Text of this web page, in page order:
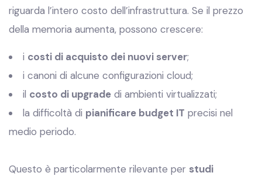
riguarda l’intero costo dell’infrastruttura. Se il prezzo
della memoria aumenta, possono crescere:
i costi di acquisto dei nuovi server;
i canoni di alcune configurazioni cloud;
il costo di upgrade di ambienti virtualizzati;
la difficoltà di pianificare budget IT precisi nel
medio periodo.
Questo è particolarmente rilevante per studi